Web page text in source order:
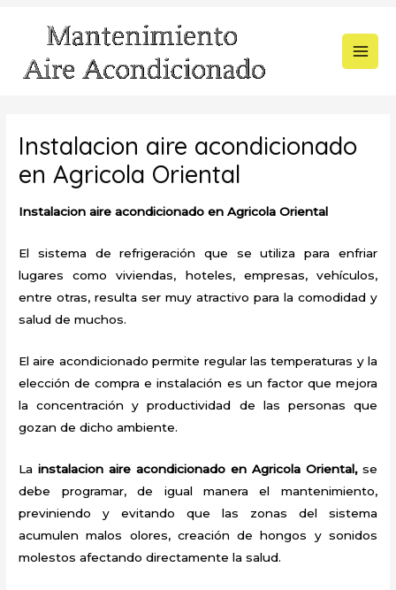
contenido
Instalacion aire acondicionado
en Agricola Oriental
Instalacion aire acondicionado en Agricola Oriental
El sistema de refrigeración que se utiliza para enfriar
lugares como viviendas, hoteles, empresas, vehículos,
entre otras, resulta ser muy atractivo para la comodidad y
salud de muchos.
El aire acondicionado permite regular las temperaturas y la
elección de compra e instalación es un factor que mejora
la concentración y productividad de las personas que
gozan de dicho ambiente.
Lainstalacion aire acondicionado en Agricola Oriental,se
debe programar, de igual manera el mantenimiento,
previniendo y evitando que las zonas del sistema
acumulen malos olores, creación de hongos y sonidos
molestos afectando directamente la salud.